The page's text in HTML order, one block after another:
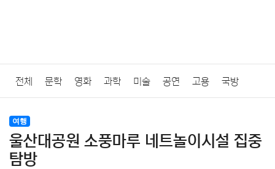
전체 문학 영화 과학 미술 공연 고용 국방
법률
질병 가요 방송 일상 주식 암호화폐 블록체인
여행
울산대공원 소풍마루 네트놀이시설 집중
탐방